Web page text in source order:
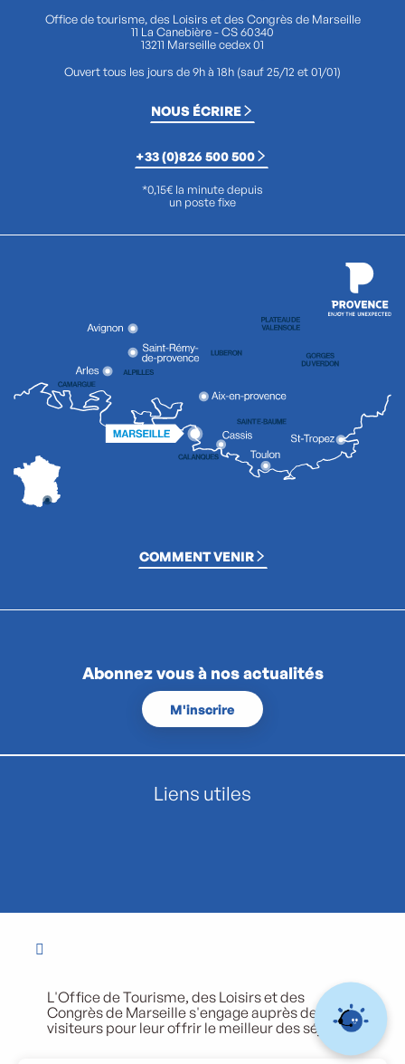
Office de tourisme, des Loisirs et des Congrès de Marseille
11 La Canebière - CS 60340
13211 Marseille cedex 01
Ouvert tous les jours de 9h à 18h (sauf 25/12 et 01/01)
NOUS ÉCRIRE
+33 (0)826 500 500
*0,15€ la minute depuis
un poste fixe
COMMENT VENIR
Abonnez vous à nos actualités
M'inscrire
Liens utiles
L'Office de Tourisme, des Loisirs et des
Congrès de Marseille s'engage auprès de ses
visiteurs pour leur offrir le meilleur des séjours.